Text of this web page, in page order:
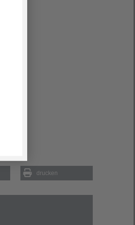
drucken